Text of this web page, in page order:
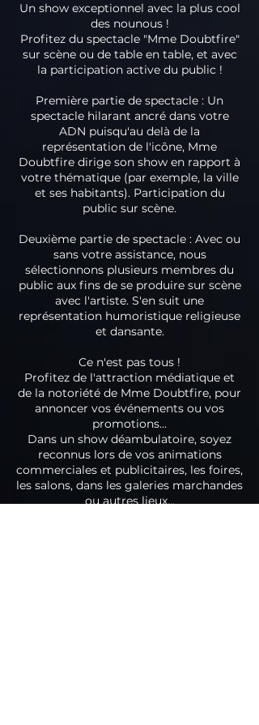
Un show exceptionnel avec la plus cool
des nounous !
Profitez du spectacle "Mme Doubtfire"
sur scène ou de table en table, et avec
la participation active du public !
Première partie de spectacle : Un
spectacle hilarant ancré dans votre
ADN puisqu'au delà de la
représentation de l'icône, Mme
Doubtfire dirige son show en rapport à
votre thématique (par exemple, la ville
et ses habitants). Participation du
public sur scène.
Deuxième partie de spectacle : Avec ou
sans votre assistance, nous
sélectionnons plusieurs membres du
public aux fins de se produire sur scène
avec l'artiste. S'en suit une
représentation humoristique religieuse
et dansante.
Ce n'est pas tous !
Profitez de l'attraction médiatique et
de la notoriété de Mme Doubtfire, pour
annoncer vos événements ou vos
promotions...
Dans un show déambulatoire, soyez
reconnus lors de vos animations
commerciales et publicitaires, les foires,
les salons, dans les galeries marchandes
ou autres lieux...